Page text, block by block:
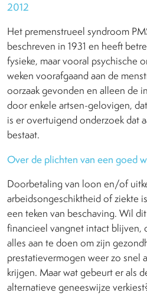
2012
Het premenstrueel syndroom
beschreven in 1931 en heeft
fysieke, maar vooral psychische
weken voorafgaand aan de
oorzaak gevonden en alleen de
door enkele artsen-gelovigen,
is er overtuigend onderzoek dat
bestaat.
Over de plichten van een goed
Doorbetaling van loon en/of
arbeidsongeschiktheid of ziekte
een teken van beschaving. Wil
financieel vangnet intact blijven,
alles aan te doen om zijn
prestatievermogen weer zo snel
krijgen. Maar wat gebeurt er als
alternatieve geneeswijze